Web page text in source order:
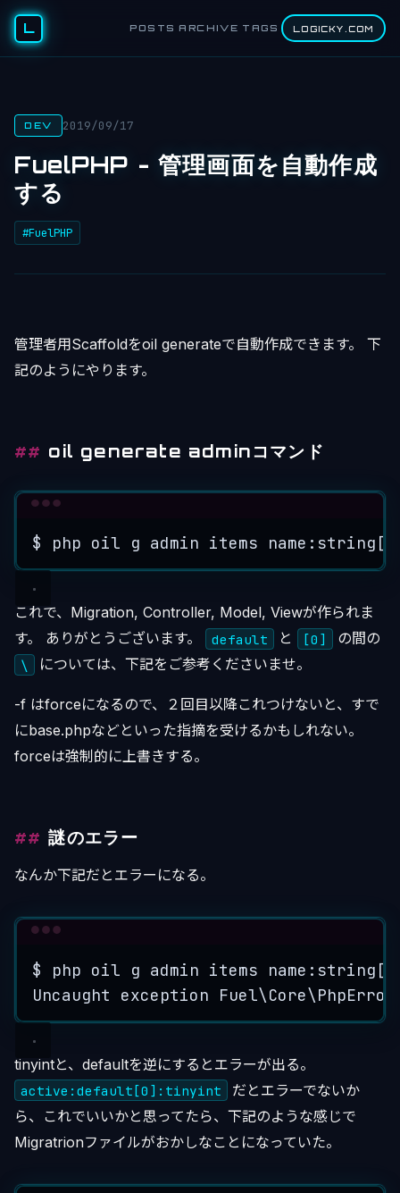
L POSTS ARCHIVE TAGS LOGICKY.COM
DEV 2019/09/17
FuelPHP - 管理画面を自動作成
する
#FuelPHP
管理者用Scaffoldをoil generateで自動作成できます。 下
記のようにやります。
oil generate adminコマンド
$ php oil g admin items
これで、Migration, Controller, Model, Viewが作られま
す。 ありがとうございます。
default と [0] の間の
\ については、下記をご参考くださいませ。
-f はforceになるので、２回目以降これつけないと、すで
にbase.phpなどといった指摘を受けるかもしれない。
forceは強制的に上書きする。
謎のエラー
なんか下記だとエラーになる。
$ php oil g admin items
Uncaught
exception Fuel\Core\P
tinyintと、defaultを逆にするとエラーが出る。
active:default[0]:tinyint
だとエラーでないか
ら、これでいいかと思ってたら、下記のような感じで
Migratrionファイルがおかしなことになっていた。